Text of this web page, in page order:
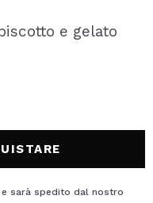
potrai fare i tuoi
stato dei tuoi ordini e
e gelato
e sarà spedito dal nostro